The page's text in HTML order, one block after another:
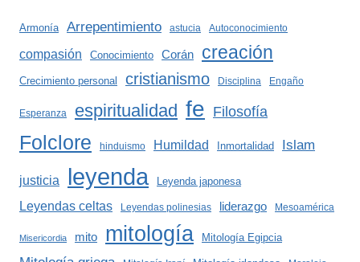
Armonía Arrepentimiento astucia Autoconocimiento
compasión Conocimiento Corán creación
Crecimiento personal cristianismo Disciplina Engaño
Esperanza espiritualidad fe Filosofía
Folclore hinduismo Humildad Inmortalidad Islam
justicia leyenda Leyenda japonesa
Leyendas celtas Leyendas polinesias liderazgo Mesoamérica
Misericordia mito mitología Mitología Egipcia